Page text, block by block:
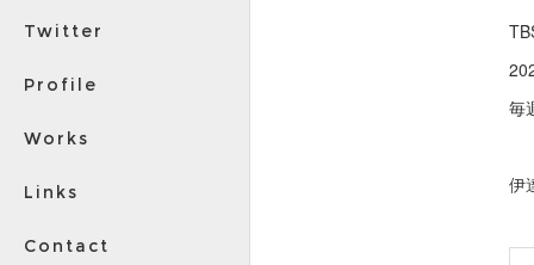
Twitter
Profile
Works
Links
Contact
毎
伊